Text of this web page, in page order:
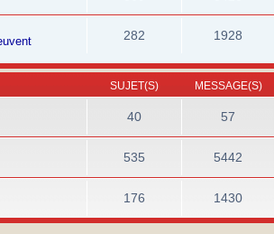
282 1928
SUJET(S) MESSAGE(S)
40 57
535 5442
176 1430